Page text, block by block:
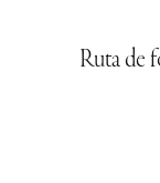
Ruta de